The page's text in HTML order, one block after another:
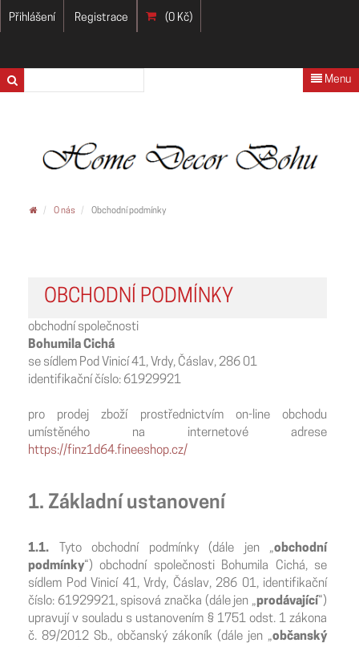
Přihlášení Registrace (0 Kč)
Menu
O nás Obchodní podmínky
OBCHODNÍ PODMÍNKY
obchodní společnosti
Bohumila Cichá
se sídlem Pod Vinicí 41, Vrdy, Čáslav, 286 01
identifikační číslo: 61929921
pro prodej zboží prostřednictvím on-line obchodu
umístěného na internetové adrese
https://finz1d64.fineeshop.cz/
1. Základní ustanovení
1.1. Tyto obchodní podmínky (dále jen „obchodní
podmínky“) obchodní společnosti Bohumila Cichá, se
sídlem Pod Vinicí 41, Vrdy, Čáslav, 286 01, identifikační
číslo: 61929921, spisová značka (dále jen „prodávající“)
upravují v souladu s ustanovením § 1751 odst. 1 zákona
č. 89/2012 Sb., občanský zákoník (dále jen „občanský